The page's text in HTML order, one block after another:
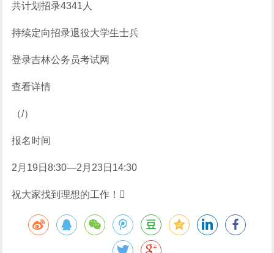
共计划招录4341人
持续定向招录退役大学生士兵
登录吉林公务员考试网
查看详情
（/）
报名时间
2月19日8:30—2月23日14:30
祝大家找到理想的工作！